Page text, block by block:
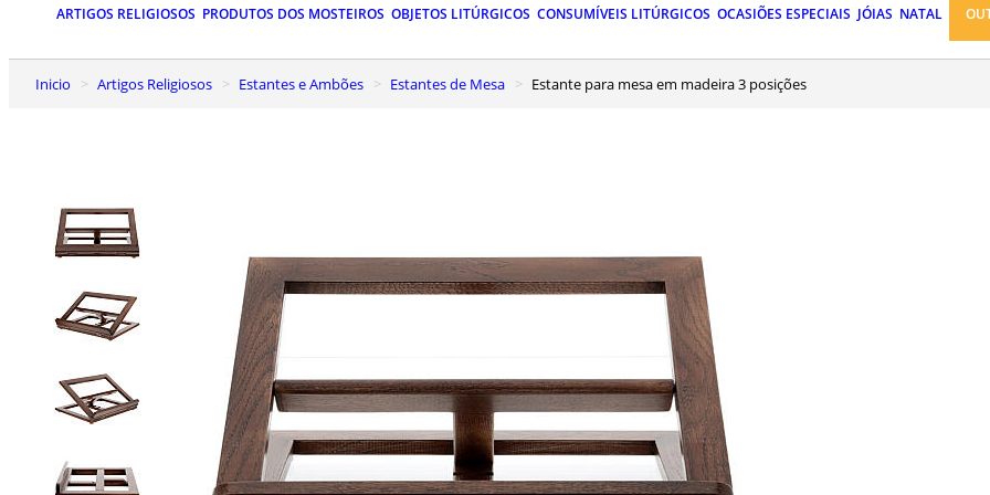
ARTIGOS RELIGIOSOS PRODUTOS DOS MOSTEIROS OBJETOS LITÚRGICOS CONSUMÍVEIS LITÚRGICOS OCASIÕES ESPECIAIS JÓIAS NATAL
Inicio Artigos Religiosos Estantes e Ambões Estantes de Mesa Estante para mesa em madeira 3 posições